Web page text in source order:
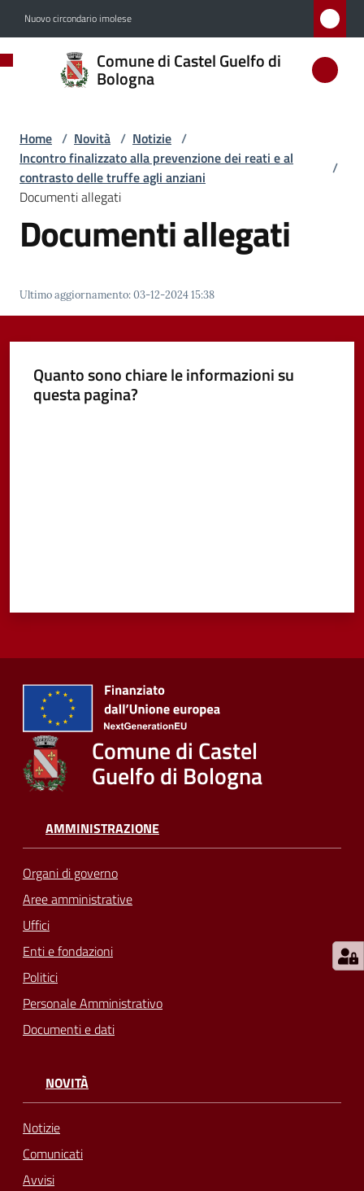
Nuovo circondario imolese
Comune di Castel Guelfo di
Bologna
Comune
di
Guelfo
di
Bologna
Amministrazione
Novità
Menu selezionato
Vivere
Tutti
Seguici
su
Home / Novità / Notizie /
Incontro finalizzato alla prevenzione dei reati e al
contrasto delle truffe agli anziani
/
Documenti allegati
Documenti allegati
Ultimo aggiornamento:03-12-2024 15:38
Quanto sono chiare le informazioni su
questa pagina?
Comune di Castel
Guelfo di Bologna
AMMINISTRAZIONE
Organi di governo
Aree amministrative
Uffici
Enti e fondazioni
Politici
Personale Amministrativo
Documenti e dati
NOVITÀ
Notizie
Comunicati
Avvisi